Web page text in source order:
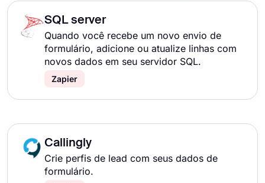
SQL server
Quando você recebe um novo envio de
formulário, adicione ou atualize linhas com
novos dados em seu servidor SQL.
Zapier
Callingly
Crie perfis de lead com seus dados de
formulário.